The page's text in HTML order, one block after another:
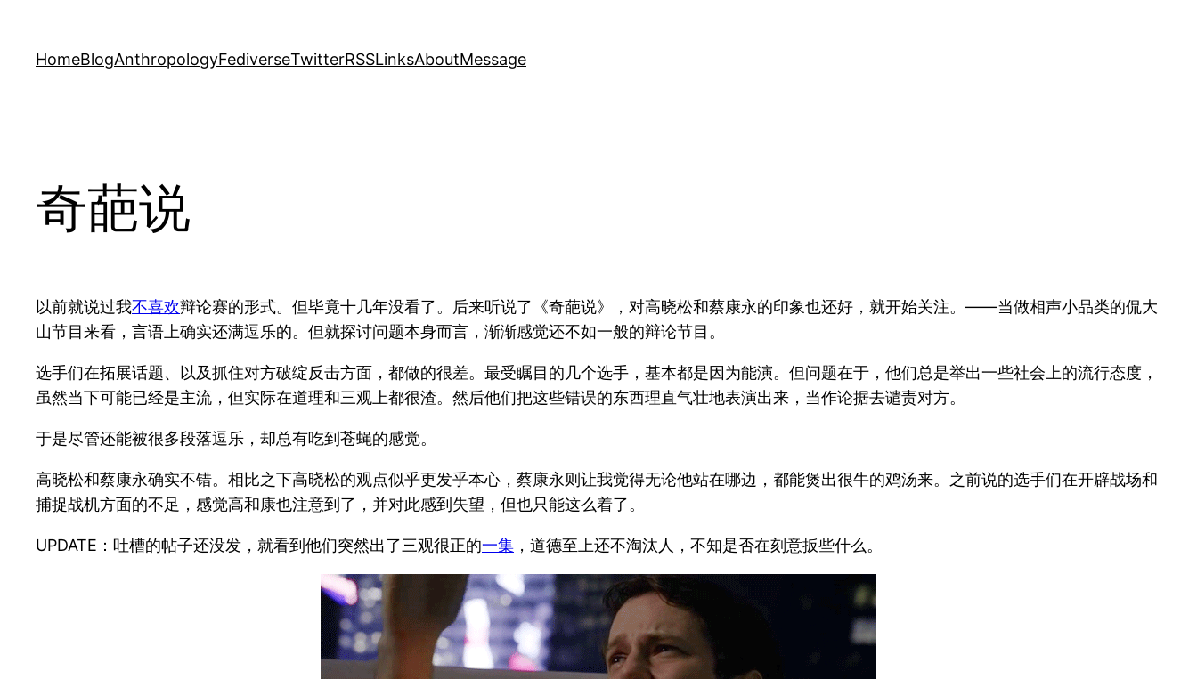
content
HomeBlogAnthropologyFediverseTwitterRSSLinksAboutMessage
奇葩说
以前就说过我不喜欢辩论赛的形式。但毕竟十几年没看了。后来听说了《奇葩说》，对高晓松和蔡康永的印象也还好，就开始关注。——当做相声小品类的侃大
山节目来看，言语上确实还满逗乐的。但就探讨问题本身而言，渐渐感觉还不如一般的辩论节目。
选手们在拓展话题、以及抓住对方破绽反击方面，都做的很差。最受瞩目的几个选手，基本都是因为能演。但问题在于，他们总是举出一些社会上的流行态度，
虽然当下可能已经是主流，但实际在道理和三观上都很渣。然后他们把这些错误的东西理直气壮地表演出来，当作论据去谴责对方。
于是尽管还能被很多段落逗乐，却总有吃到苍蝇的感觉。
高晓松和蔡康永确实不错。相比之下高晓松的观点似乎更发乎本心，蔡康永则让我觉得无论他站在哪边，都能煲出很牛的鸡汤来。之前说的选手们在开辟战场和
捕捉战机方面的不足，感觉高和康也注意到了，并对此感到失望，但也只能这么着了。
UPDATE：吐槽的帖子还没发，就看到他们突然出了三观很正的一集 ，道德至上还不淘汰人，不知是否在刻意扳些什么。